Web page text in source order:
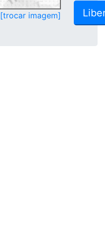
[trocar imagem]